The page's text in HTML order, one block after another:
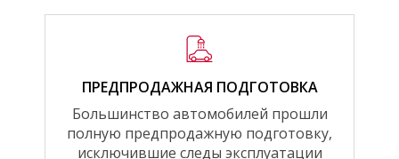
ПРЕДПРОДАЖНАЯ ПОДГОТОВКА
Большинство автомобилей прошли
полную предпродажную подготовку,
исключившие следы эксплуатации